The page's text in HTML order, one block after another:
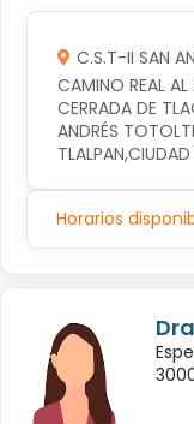
C.S.T-II SAN
CAMINO REAL
CERRADA DE
ANDRÉS
Horarios